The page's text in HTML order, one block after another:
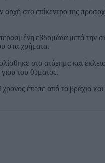
στο επίκεντρο της
εβδομάδα μετά
στα χρήματα.
στο ατύχημα και
του θύματος.
έπεσε από τα βράχια